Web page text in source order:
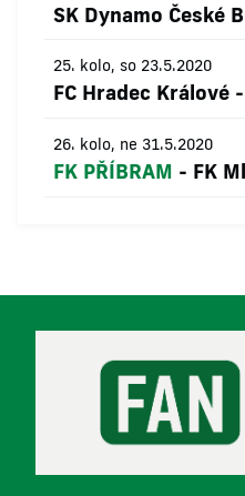
SK Dynamo České
25. kolo, so 23.5.2020
FC Hradec Králové -
26. kolo, ne 31.5.2020
FK PŘÍBRAM - FK